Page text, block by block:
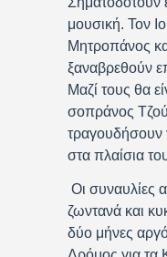
μουσική. Τον
Μητροπάνος
ξαναβρεθούν
Μαζί τους θα
σοπράνος
τραγουδήσουν
στα πλαίσια
Οι συναυλίες
ζωντανά και
δύο μήνες